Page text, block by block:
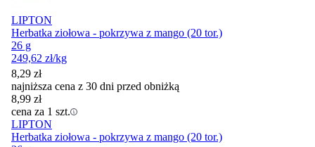
LIPTON
Herbatka ziołowa - pokrzywa z mango (20 tor.)
26 g
249,62 zł/kg
8,29 zł
najniższa cena z 30 dni przed obniżką
8,99 zł
cena za 1 szt.
LIPTON
Herbatka ziołowa - pokrzywa z mango (20 tor.)